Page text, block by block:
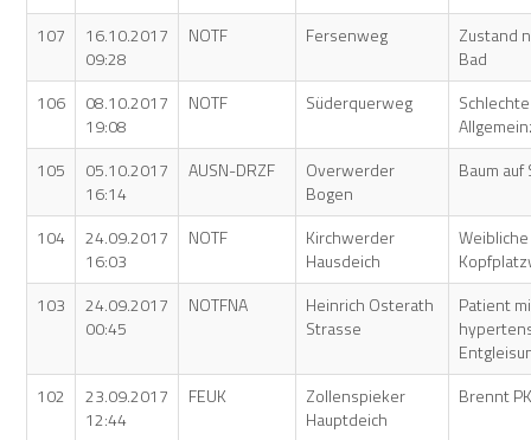
107
16.10.2017
09:28
NOTF Fersenweg
Zustand
Bad
106
08.10.2017
19:08
NOTF Süderquerweg
105
05.10.2017
16:14
AUSN-DRZF
Overwerder
Bogen
Baum
104
24.09.2017
16:03
NOTF
Kirchwerder
Hausdeich
103
24.09.2017
00:45
NOTFNA
Heinrich Osterath
Strasse
Patient
102
23.09.2017
12:44
FEUK
Zollenspieker
Hauptdeich
Brennt